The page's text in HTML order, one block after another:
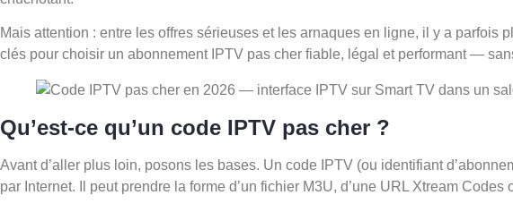
Mais attention : entre les offres sérieuses et les arnaques en ligne, il y a parfois
clés pour choisir un abonnement IPTV pas cher fiable, légal et performant —
Qu’est-ce qu’un code IPTV pas cher ?
Avant d’aller plus loin, posons les bases. Un code IPTV (ou identifiant
par Internet. Il peut prendre la forme d’un fichier M3U, d’une URL Xtream